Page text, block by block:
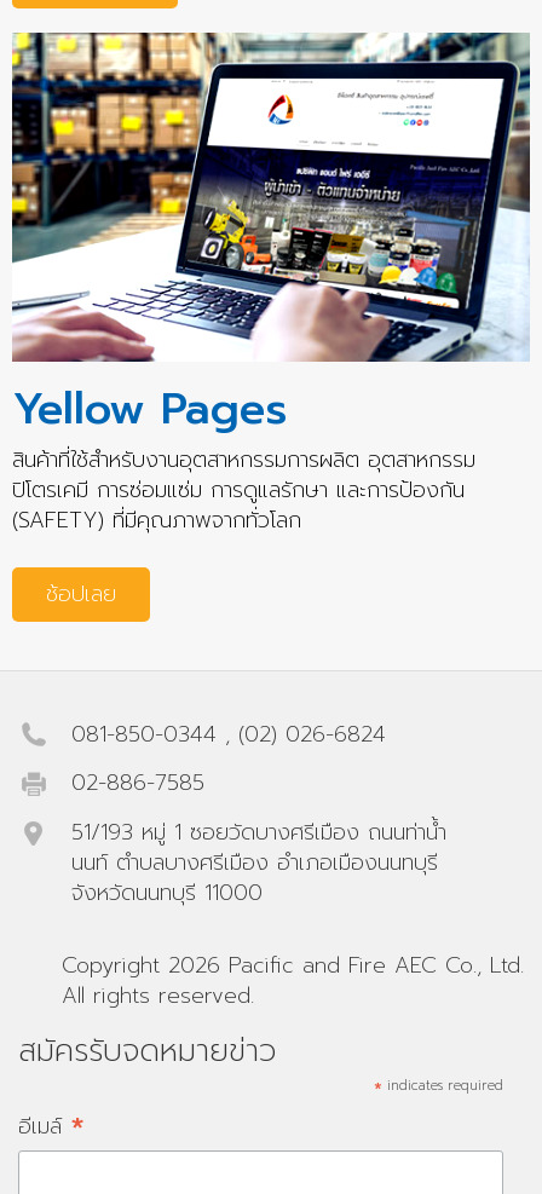
Yellow Pages
สินค้าที่ใช้สำหรับงานอุตสาหกรรมการผลิต อุตสาหกรรม
ปิโตรเคมี การซ่อมแซ่ม การดูแลรักษา และการป้องกัน
(SAFETY) ที่มีคุณภาพจากทั่วโลก
ช้อปเลย
081-850-0344 , (02) 026-6824
02-886-7585
51/193 หมู่ 1 ซอยวัดบางศรีเมือง ถนนท่าน้ำ
นนท์ ตำบลบางศรีเมือง อำเภอเมืองนนทบุรี
จังหวัดนนทบุรี 11000
Copyright 2026 Pacific and Fire AEC Co., Ltd.
All rights reserved.
สมัครรับจดหมายข่าว
* indicates required
อีเมล์ *